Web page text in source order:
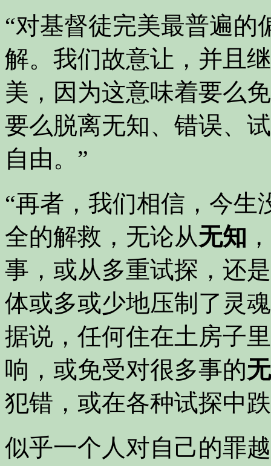
“对基督徒完美最普遍的
解。我们故意让，并且
美，因为这意味着要么
要么脱离无知、错误、
自由。”
“再者，我们相信，今生
全的解救，无论从无知
事，或从多重试探，还
体或多或少地压制了灵
据说，任何住在土房子
响，或免受对很多事的
犯错，或在各种试探中
似乎一个人对自己的罪